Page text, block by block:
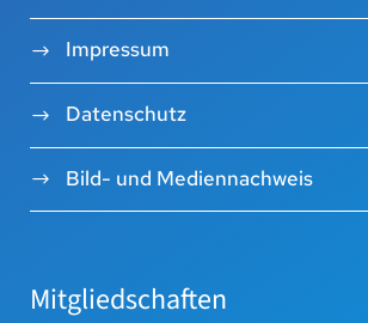
Impressum
Datenschutz
Bild- und Mediennachweis
Mitgliedschaften